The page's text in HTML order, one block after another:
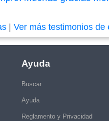
|Ver más testimonios
Ayuda
Buscar
Ayuda
Reglamento y Privacidad